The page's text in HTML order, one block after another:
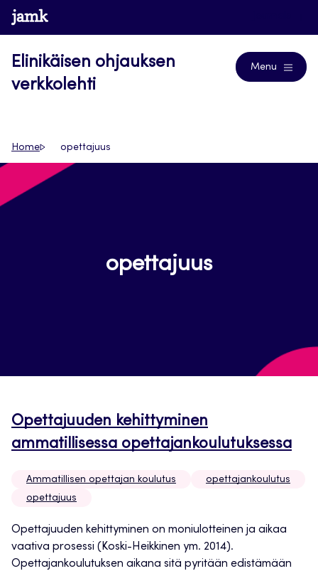
Siirry
suoraan
www.jamk.fi
Elinikäisen ohjauksen
verkkolehti
Menu
Home opettajuus
opettajuus
Opettajuuden kehittyminen
ammatillisessa opettajankoulutuksessa
Ammatillisen opettajan koulutus
opettajankoulutus
opettajuus
Opettajuuden kehittyminen on moniulotteinen ja aikaa
vaativa prosessi (Koski-Heikkinen ym. 2014).
Opettajankoulutuksen aikana sitä pyritään edistämään